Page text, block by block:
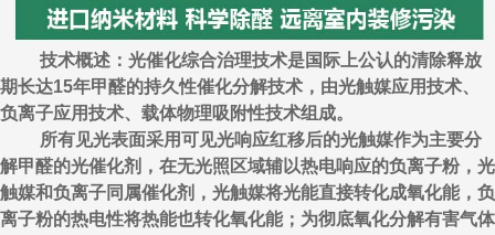
技术概述：光催化综合治理技术是国际上公认的清除释放
期长达15年甲醛的持久性催化分解技术，由光触媒应用技术、
负离子应用技术、载体物理吸附性技术组成。
所有见光表面采用可见光响应红移后的光触媒作为主要分
解甲醛的光催化剂，在无光照区域辅以热电响应的负离子粉，光
触媒和负离子同属催化剂，光触媒将光能直接转化成氧化能，负
离子粉的热电性将热能也转化氧化能；为彻底氧化分解有害气体